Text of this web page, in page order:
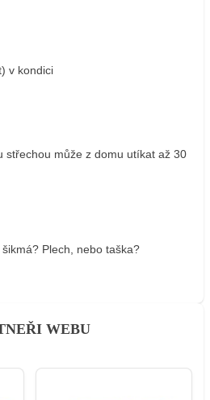
v kondici
střechou může z domu utíkat až 30
Plech, nebo taška?
WEBU